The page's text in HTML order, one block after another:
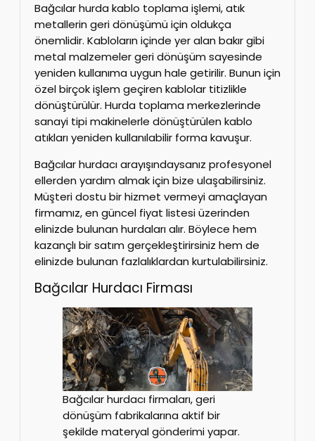
Bağcılar hurda kablo toplama işlemi, atık
metallerin geri dönüşümü için oldukça
önemlidir. Kabloların içinde yer alan bakır gibi
metal malzemeler geri dönüşüm sayesinde
yeniden kullanıma uygun hale getirilir. Bunun için
özel birçok işlem geçiren kablolar titizlikle
dönüştürülür. Hurda toplama merkezlerinde
sanayi tipi makinelerle dönüştürülen kablo
atıkları yeniden kullanılabilir forma kavuşur.
Bağcılar hurdacı arayışındaysanız profesyonel
ellerden yardım almak için bize ulaşabilirsiniz.
Müşteri dostu bir hizmet vermeyi amaçlayan
firmamız, en güncel fiyat listesi üzerinden
elinizde bulunan hurdaları alır. Böylece hem
kazançlı bir satım gerçekleştirirsiniz hem de
elinizde bulunan fazlalıklardan kurtulabilirsiniz.
Bağcılar Hurdacı Firması
Bağcılar hurdacı firmaları, geri
dönüşüm fabrikalarına aktif bir
şekilde materyal gönderimi yapar.